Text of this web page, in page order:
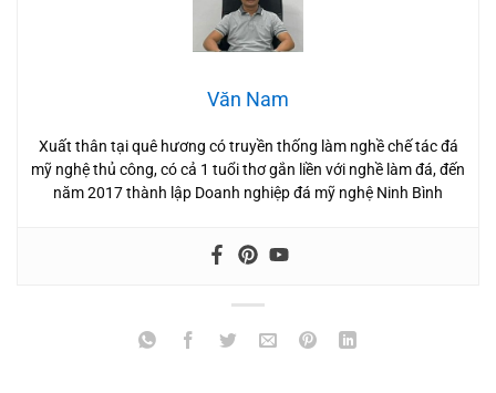
Văn Nam
Xuất thân tại quê hương có truyền thống làm nghề chế tác đá
mỹ nghệ thủ công, có cả 1 tuổi thơ gắn liền với nghề làm đá, đến
năm 2017 thành lập Doanh nghiệp đá mỹ nghệ Ninh Bình